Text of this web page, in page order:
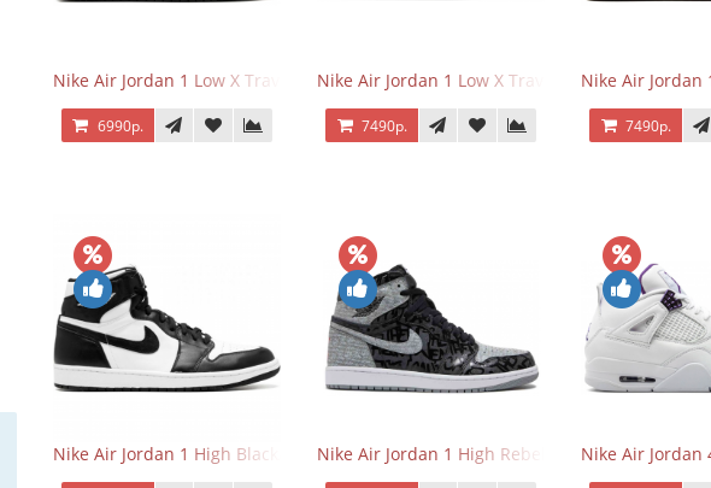
Nike Air Jordan 1 Low X Travis Scott Black Phantom
6990р.
Nike Air Jordan 1 Low X Travis Scott Olive
7490р.
Nike Air Jordan
7490р.
Nike Air Jordan 1 High Black/WhiteNike Air Jordan 1 High RebellionaireNike Air Jordan